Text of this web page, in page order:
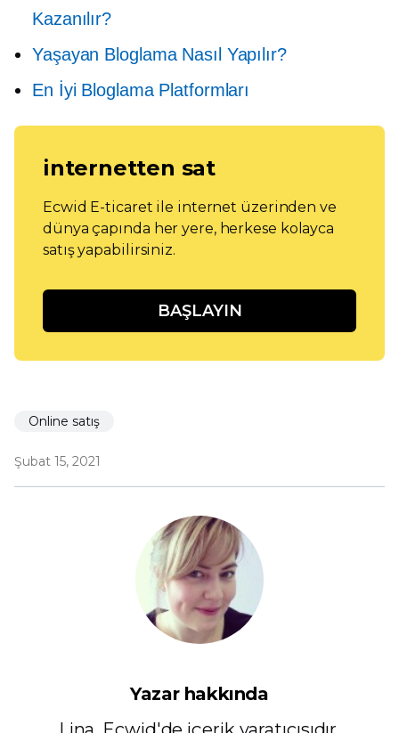
Kazanılır?
Yaşayan Bloglama Nasıl Yapılır?
En İyi Bloglama Platformları
internetten sat
Ecwid E-ticaret ile internet üzerinden ve
dünya çapında her yere, herkese kolayca
satış yapabilirsiniz.
BAŞLAYIN
Online satış
Şubat 15, 2021
Yazar hakkında